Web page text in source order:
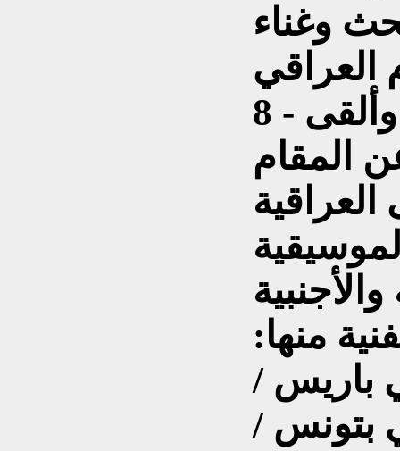
، عن بحث وغناء
8 - كتب العديد من البحوث وألقى
المقام
منها:
باريس /
بتونس /